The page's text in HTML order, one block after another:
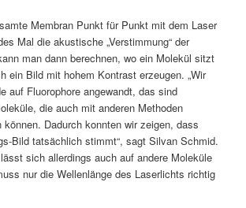
Membran Punkt für Punkt mit dem Laser
Mal die akustische „Verstimmung“ der
man dann berechnen, wo ein Molekül sitzt
ein Bild mit hohem Kontrast erzeugen. „Wir
auf Fluorophore angewandt, das sind
die auch mit anderen Methoden
können. Dadurch konnten wir zeigen, dass
Bild tatsächlich stimmt“, sagt Silvan Schmid.
sich allerdings auch auf andere Moleküle
nur die Wellenlänge des Laserlichts richtig